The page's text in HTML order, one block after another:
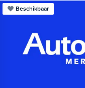
Beschikbaar